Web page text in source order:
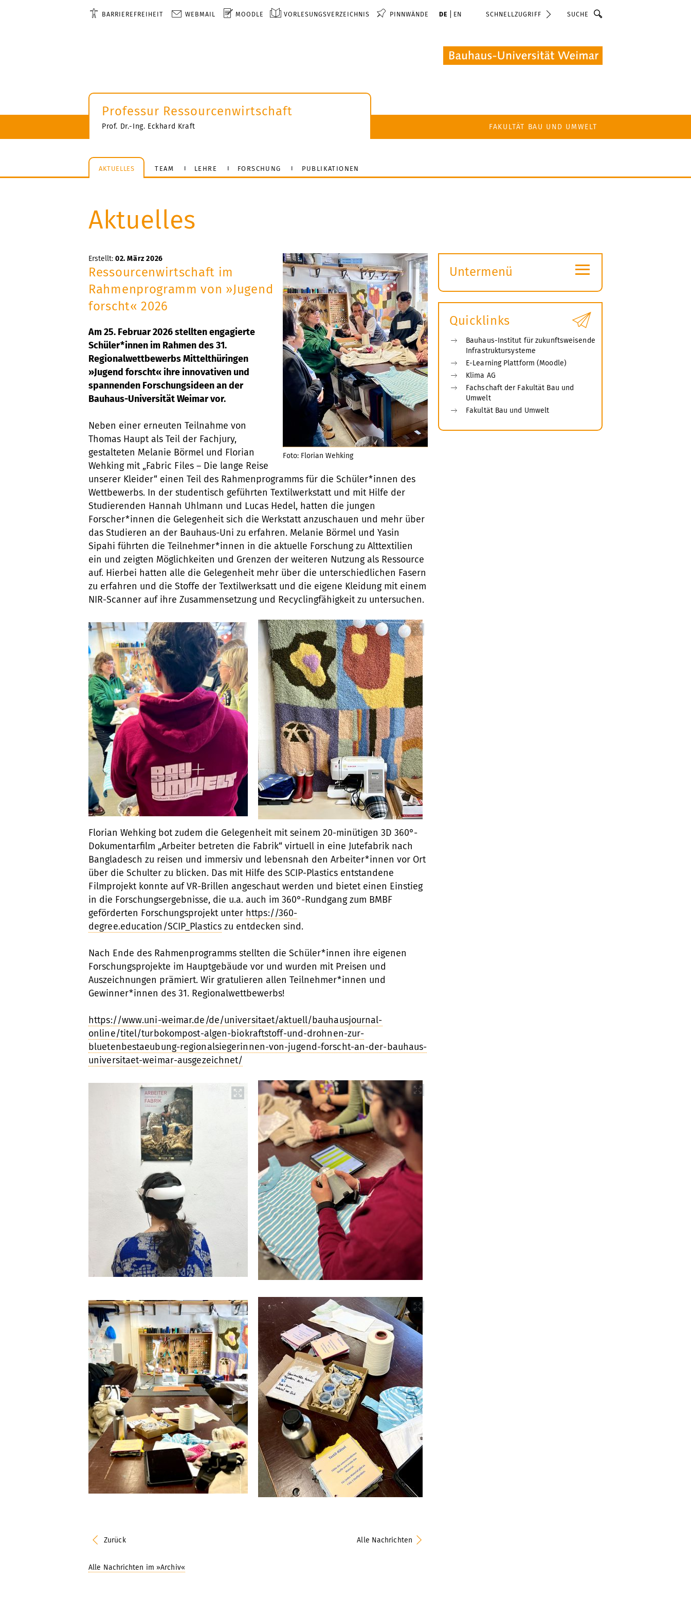
BARRIEREFREIHEIT WEBMAIL MOODLE VORLESUNGSVERZEICHNIS PINNWÄNDE DE EN SCHNELLZUGRIFF Suche
Professur Ressourcenwirtschaft
Prof. Dr.-Ing. Eckhard Kraft FAKULTÄT BAU UND UMWELT
AKTUELLES TEAM LEHRE FORSCHUNG PUBLIKATIONEN
Aktuelles
Foto: Florian Wehking
Erstellt: 02. März 2026
Ressourcenwirtschaft im
Rahmenprogramm von »Jugend
forscht« 2026
Am 25. Februar 2026 stellten engagierte
Schüler*innen im Rahmen des 31.
Regionalwettbewerbs Mittelthüringen
»Jugend forscht« ihre innovativen und
spannenden Forschungsideen an der
Bauhaus-Universität Weimar vor.
Neben einer erneuten Teilnahme von
Thomas Haupt als Teil der Fachjury,
gestalteten Melanie Börmel und Florian
Wehking mit „Fabric Files – Die lange Reise
unserer Kleider“ einen Teil des Rahmenprogramms für die Schüler*innen des
Wettbewerbs. In der studentisch geführten Textilwerkstatt und mit Hilfe der
Studierenden Hannah Uhlmann und Lucas Hedel, hatten die jungen
Forscher*innen die Gelegenheit sich die Werkstatt anzuschauen und mehr über
das Studieren an der Bauhaus-Uni zu erfahren. Melanie Börmel und Yasin
Sipahi führten die Teilnehmer*innen in die aktuelle Forschung zu Alttextilien
ein und zeigten Möglichkeiten und Grenzen der weiteren Nutzung als Ressource
auf. Hierbei hatten alle die Gelegenheit mehr über die unterschiedlichen Fasern
zu erfahren und die Stoffe der Textilwerksatt und die eigene Kleidung mit einem
NIR-Scanner auf ihre Zusammensetzung und Recyclingfähigkeit zu untersuchen.
Florian Wehking bot zudem die Gelegenheit mit seinem 20-minütigen 3D 360°-
Dokumentarfilm „Arbeiter betreten die Fabrik“ virtuell in eine Jutefabrik nach
Bangladesch zu reisen und immersiv und lebensnah den Arbeiter*innen vor Ort
über die Schulter zu blicken. Das mit Hilfe des SCIP-Plastics entstandene
Filmprojekt konnte auf VR-Brillen angeschaut werden und bietet einen Einstieg
in die Forschungsergebnisse, die u.a. auch im 360°-Rundgang zum BMBF
geförderten Forschungsprojekt unter https://360-
degree.education/SCIP_Plastics zu entdecken sind.
Nach Ende des Rahmenprogramms stellten die Schüler*innen ihre eigenen
Forschungsprojekte im Hauptgebäude vor und wurden mit Preisen und
Auszeichnungen prämiert. Wir gratulieren allen Teilnehmer*innen und
Gewinner*innen des 31. Regionalwettbewerbs!
https://www.uni-weimar.de/de/universitaet/aktuell/bauhausjournal-
online/titel/turbokompost-algen-biokraftstoff-und-drohnen-zur-
bluetenbestaeubung-regionalsiegerinnen-von-jugend-forscht-an-der-bauhaus-
universitaet-weimar-ausgezeichnet/
Zurück Alle Nachrichten
Alle Nachrichten im »Archiv«
Untermenü
öffnen
≡
Quicklinks
Bauhaus-Institut für zukunftsweisende
Infrastruktursysteme
E-Learning Plattform (Moodle)
Klima AG
Fachschaft der Fakultät Bau und
Umwelt
Fakultät Bau und Umwelt